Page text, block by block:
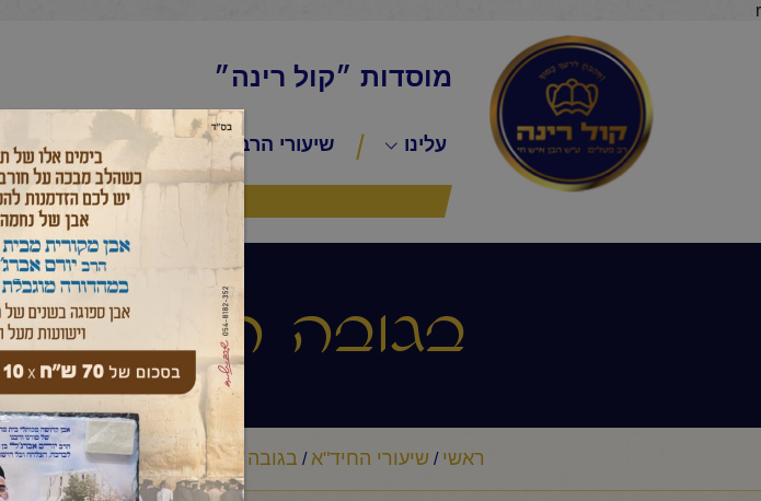
r
מוסדות ״קול רינה״
עלינו שיעורי הרב שיעורי החיד״א
בגובה העיניים
ראשי / שיעורי החיד"א/ בגובה העיניים הלכה ותניא יומי/